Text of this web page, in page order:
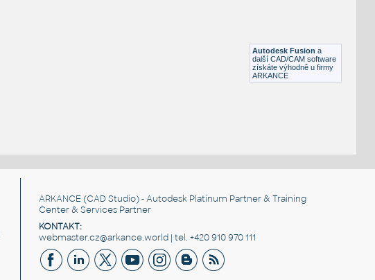
Autodesk Fusion a
další CAD/CAM software
získáte výhodně u firmy
ARKANCE
ARKANCE (CAD Studio) - Autodesk Platinum Partner & Training
Center & Services Partner
KONTAKT:
webmaster.cz@arkance.world | tel. +420 910 970 111